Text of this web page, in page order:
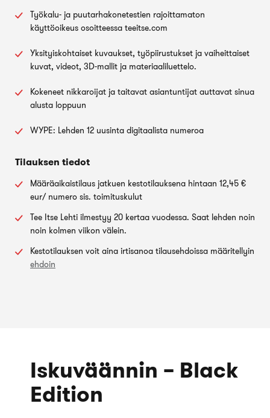
Työkalu- ja puutarhakonetestien rajoittamaton
käyttöoikeus osoitteessa teeitse.com
Yksityiskohtaiset kuvaukset, työpiirustukset ja vaiheittaiset
kuvat, videot, 3D-mallit ja materiaaliluettelo.
Kokeneet nikkaroijat ja taitavat asiantuntijat auttavat sinua
alusta loppuun
WYPE: Lehden 12 uusinta digitaalista numeroa
Tilauksen tiedot
Määräaikaistilaus jatkuen kestotilauksena hintaan 12,45 €
eur/ numero sis. toimituskulut
Tee Itse Lehti ilmestyy 20 kertaa vuodessa. Saat lehden noin
noin kolmen viikon välein.
Kestotilauksen voit aina irtisanoa tilausehdoissa määritellyin
ehdoin
Iskuväännin – Black
Edition